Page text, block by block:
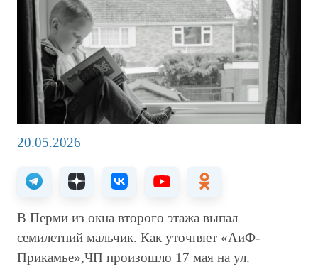
20.05.2026
В Перми из окна второго этажа выпал
семилетний мальчик. Как уточняет «АиФ-
Прикамье»,ЧП произошло 17 мая на ул.